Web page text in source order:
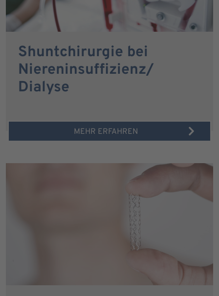
Shuntchirurgie bei
Niereninsuffizienz/
Dialyse
MEHR ERFAHREN